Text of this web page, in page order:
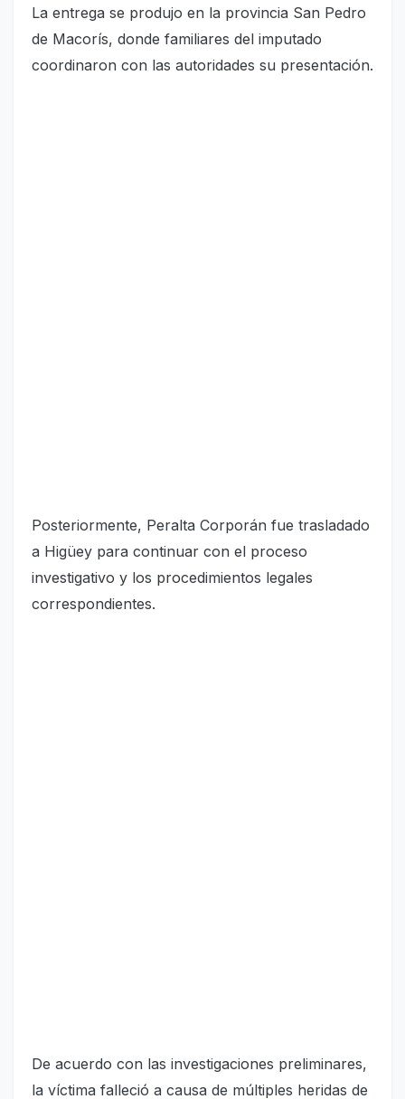
La entrega se produjo en la provincia San Pedro
de Macorís, donde familiares del imputado
coordinaron con las autoridades su presentación.
Posteriormente, Peralta Corporán fue trasladado
a Higüey para continuar con el proceso
investigativo y los procedimientos legales
correspondientes.
De acuerdo con las investigaciones preliminares,
la víctima falleció a causa de múltiples heridas de